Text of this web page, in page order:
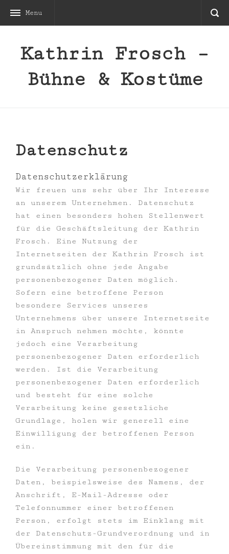
Menu
Kathrin Frosch –
Bühne & Kostüme
Datenschutz
Datenschutzerklärung
Wir freuen uns sehr über Ihr Interesse
an unserem Unternehmen. Datenschutz
hat einen besonders hohen Stellenwert
für die Geschäftsleitung der Kathrin
Frosch. Eine Nutzung der
Internetseiten der Kathrin Frosch ist
grundsätzlich ohne jede Angabe
personenbezogener Daten möglich.
Sofern eine betroffene Person
besondere Services unseres
Unternehmens über unsere Internetseite
in Anspruch nehmen möchte, könnte
jedoch eine Verarbeitung
personenbezogener Daten erforderlich
werden. Ist die Verarbeitung
personenbezogener Daten erforderlich
und besteht für eine solche
Verarbeitung keine gesetzliche
Grundlage, holen wir generell eine
Einwilligung der betroffenen Person
ein.
Die Verarbeitung personenbezogener
Daten, beispielsweise des Namens, der
Anschrift, E-Mail-Adresse oder
Telefonnummer einer betroffenen
Person, erfolgt stets im Einklang mit
der Datenschutz-Grundverordnung und in
Übereinstimmung mit den für die